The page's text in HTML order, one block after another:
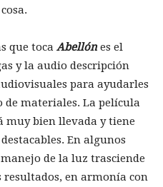
que toca Abellón es el
y la audio descripción
para ayudarles
de materiales. La película
muy bien llevada y tiene
En algunos
de la luz trasciende
resultados, en armonía con